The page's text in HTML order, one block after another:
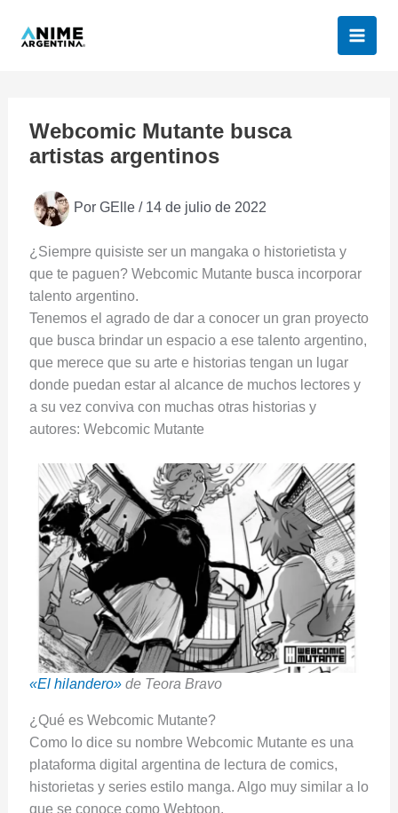
Webcomic Mutante busca
artistas argentinos
Por GElle / 14 de julio de 2022
¿Siempre quisiste ser un mangaka o historietista y
que te paguen? Webcomic Mutante busca incorporar
talento argentino.
Tenemos el agrado de dar a conocer un gran proyecto
que busca brindar un espacio a ese talento argentino,
que merece que su arte e historias tengan un lugar
donde puedan estar al alcance de muchos lectores y
a su vez conviva con muchas otras historias y
autores: Webcomic Mutante
«El hilandero»de Teora Bravo
¿Qué es Webcomic Mutante?
Como lo dice su nombre Webcomic Mutante es una
plataforma digital argentina de lectura de comics,
historietas y series estilo manga. Algo muy similar a lo
que se conoce como Webtoon.